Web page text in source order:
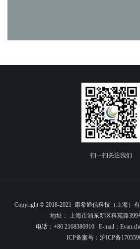
扫一扫关注我们
Copyright © 2018-2021 康希通信科技（上海）有
地址： 上海市浦东新区科苑路399
电话：+86 2168386910 E-mail：
ICP备案号： 沪ICP备